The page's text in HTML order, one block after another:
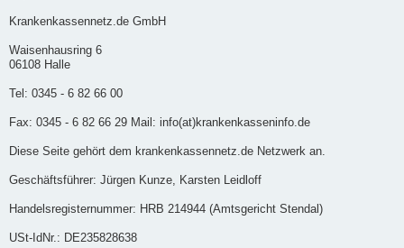
Krankenkassennetz.de GmbH
Waisenhausring 6
06108 Halle
Tel: 0345 - 6 82 66 00
Fax: 0345 - 6 82 66 29 Mail: info(at)krankenkasseninfo.de
Diese Seite gehört dem krankenkassennetz.de Netzwerk an.
Geschäftsführer: Jürgen Kunze, Karsten Leidloff
Handelsregisternummer: HRB 214944 (Amtsgericht Stendal)
USt-IdNr.: DE235828638